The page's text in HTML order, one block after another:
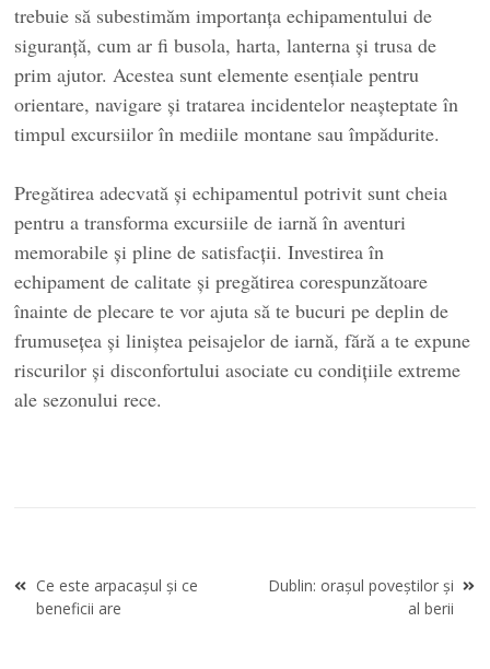
trebuie să subestimăm importanța echipamentului de
siguranță, cum ar fi busola, harta, lanterna și trusa de
prim ajutor. Acestea sunt elemente esențiale pentru
orientare, navigare și tratarea incidentelor neașteptate în
timpul excursiilor în mediile montane sau împădurite.
Pregătirea adecvată și echipamentul potrivit sunt cheia
pentru a transforma excursiile de iarnă în aventuri
memorabile și pline de satisfacții. Investirea în
echipament de calitate și pregătirea corespunzătoare
înainte de plecare te vor ajuta să te bucuri pe deplin de
frumusețea și liniștea peisajelor de iarnă, fără a te expune
riscurilor și disconfortului asociate cu condițiile extreme
ale sezonului rece.
Navigare
în
Ce este arpacașul și ce
beneficii are
Dublin: orașul poveștilor și
al berii